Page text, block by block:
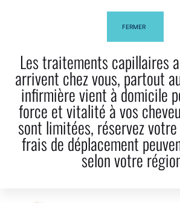
¿Cómo Utilizo El
Para El
Facebook
LinkedIn
Tiempo de
8
  minutos
FERMER
Les traitements capillaires
arrivent chez vous, partout
infirmière vient à domicile
force et vitalité à vos
sont limitées, réservez
frais de déplacement
selon votre